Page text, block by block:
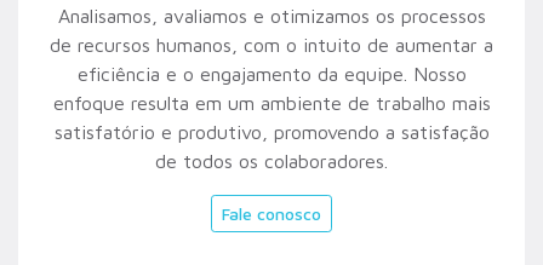
Analisamos, avaliamos e otimizamos os processos
de recursos humanos, com o intuito de aumentar a
eficiência e o engajamento da equipe. Nosso
enfoque resulta em um ambiente de trabalho mais
satisfatório e produtivo, promovendo a satisfação
de todos os colaboradores.
Fale conosco